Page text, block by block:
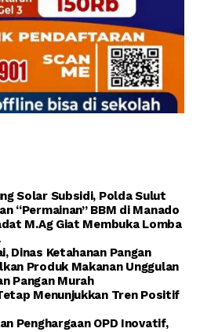
Solar Subsidi, Polda Sulut
“Permainan” BBM di Manado
M.Ag Giat Membuka Lomba
Dinas Ketahanan Pangan
Produk Makanan Unggulan
Pangan Murah
Menunjukkan Tren Positif
Penghargaan OPD Inovatif,